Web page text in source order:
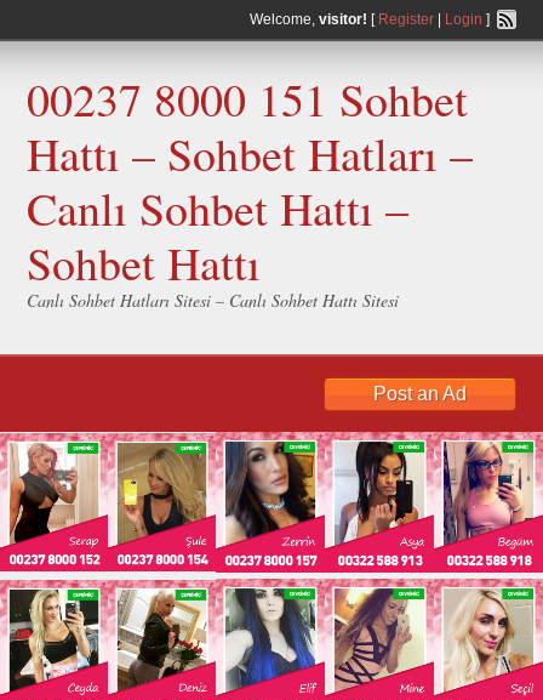
Welcome, visitor! [ Register| Login ]
00237 8000 151 Sohbet
Hattı – Sohbet Hatları –
Canlı Sohbet Hattı –
Sohbet Hattı
Canlı Sohbet Hatları Sitesi – Canlı Sohbet Hattı Sitesi
Post an Ad